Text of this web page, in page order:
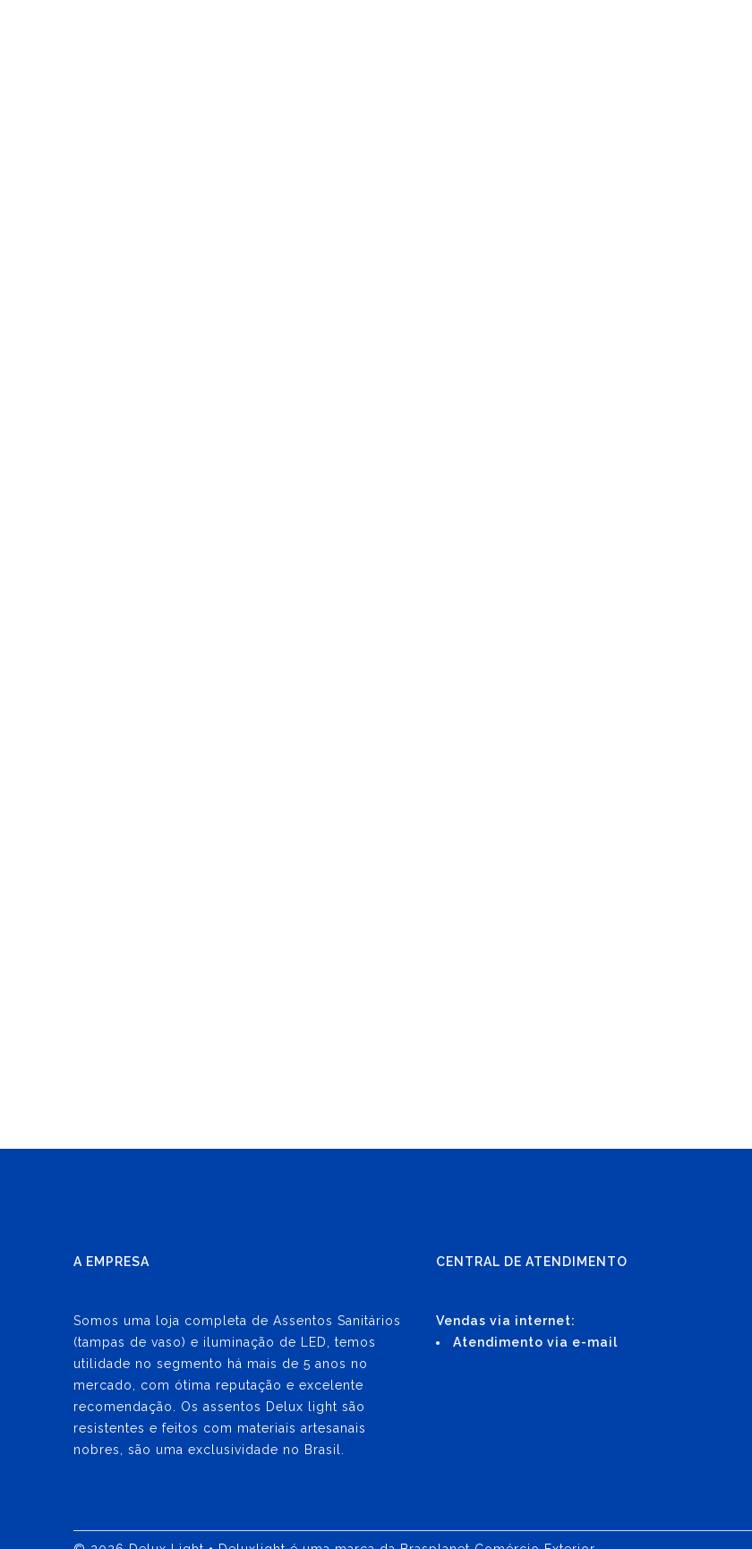
A EMPRESA
Somos uma loja completa de Assentos Sanitários
(tampas de vaso) e iluminação de LED, temos
utilidade no segmento há mais de 5 anos no
mercado, com ótima reputação e excelente
recomendação. Os assentos Delux light são
resistentes e feitos com materiais artesanais
nobres, são uma exclusividade no Brasil.
CENTRAL DE ATENDIMENTO
Vendas via internet:
Atendimento via e-mail